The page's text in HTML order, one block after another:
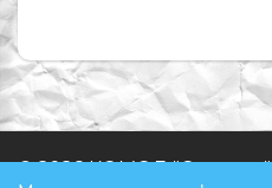
© 2026 КОМОД "Ступени"